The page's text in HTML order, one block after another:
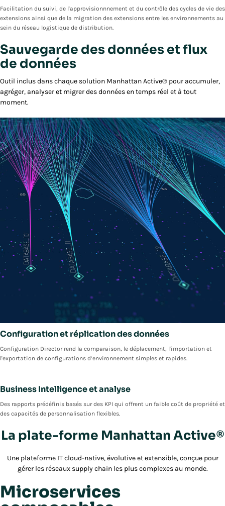
Facilitation du suivi, de l'approvisionnnement et du contrôle des cycles de vie des
extensions ainsi que de la migration des extensions entre les environnements au
sein du réseau logistique de distribution.
Sauvegarde des données et flux
de données
Outil inclus dans chaque solution Manhattan Active® pour accumuler,
agréger, analyser et migrer des données en temps réel et à tout
moment.
Configuration et réplication des données
Configuration Director rend la comparaison, le déplacement, l'importation et
l'exportation de configurations d’environnement simples et rapides.
Business Intelligence et analyse
Des rapports prédéfinis basés sur des KPI qui offrent un faible coût de propriété et
des capacités de personnalisation flexibles.
La plate-forme Manhattan Active®
Une plateforme IT cloud-native, évolutive et extensible, conçue pour
gérer les réseaux supply chain les plus complexes au monde.
Microservices